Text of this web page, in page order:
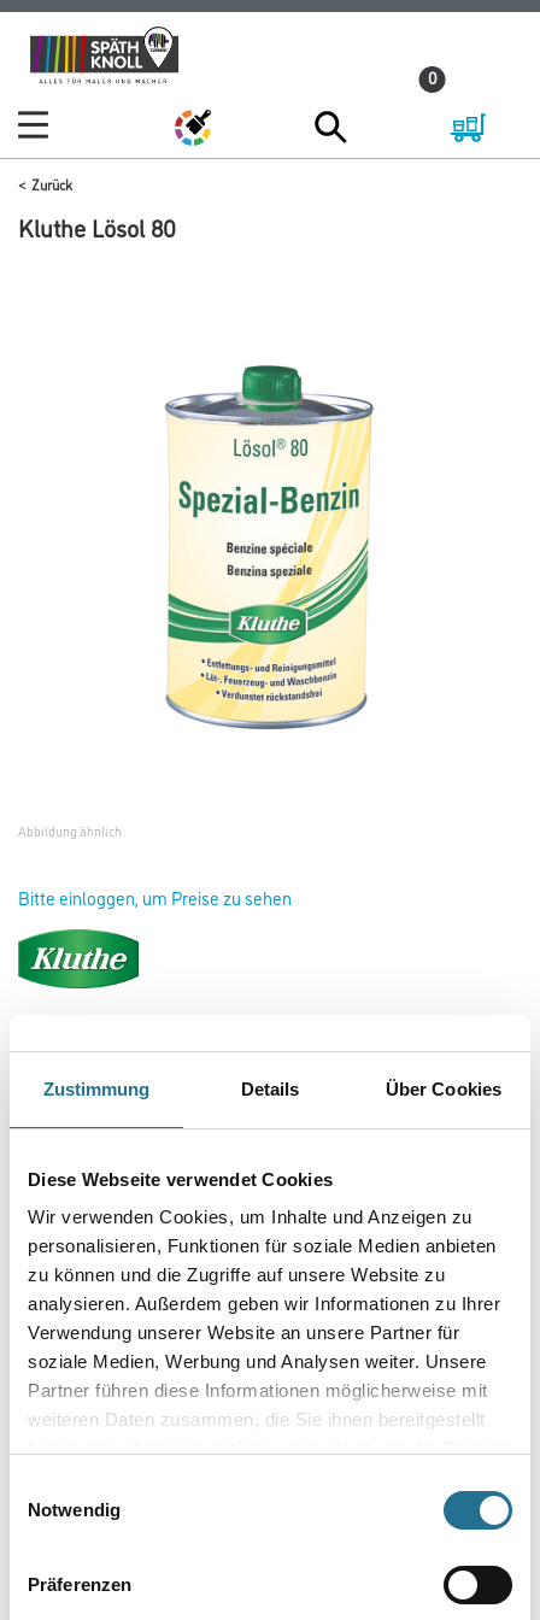
Zustimmung Details Über Cookies
Diese Webseite verwendet Cookies
Wir verwenden Cookies, um Inhalte und Anzeigen zu
personalisieren, Funktionen für soziale Medien anbieten
zu können und die Zugriffe auf unsere Website zu
analysieren. Außerdem geben wir Informationen zu Ihrer
Verwendung unserer Website an unsere Partner für
soziale Medien, Werbung und Analysen weiter. Unsere
Partner führen diese Informationen möglicherweise mit
weiteren Daten zusammen, die Sie ihnen bereitgestellt
Notwendig
Präferenzen
Zum
Inhalt
Zum
Navigationsmenü
0
Zurück
Kluthe Lösol 80
Abbildung ähnlich
Bitte einloggen, um Preise zu sehen
Art-Nr.:1008-000081
Geruchsneutrales Entfettungs- und Reinigungsmittel.
Umrechnungsfaktoren